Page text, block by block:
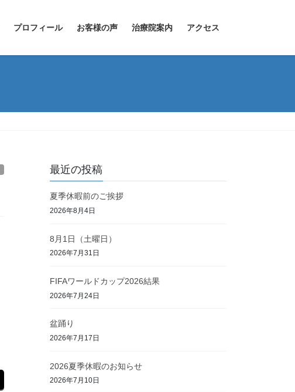
プロフィール お客様の声 治療院案内 アクセス
最近の投稿
夏季休暇前のご挨拶
2026年8月4日
8月1日（土曜日）
2026年7月31日
FIFAワールドカップ2026結果
2026年7月24日
盆踊り
2026年7月17日
2026夏季休暇のお知らせ
2026年7月10日